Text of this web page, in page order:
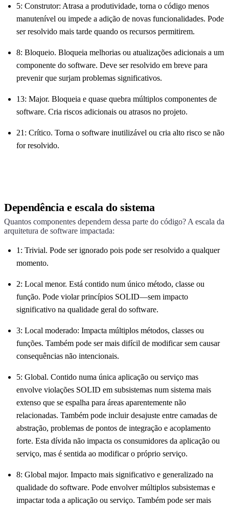
5: Construtor: Atrasa a produtividade, torna o código menos
manutenível ou impede a adição de novas funcionalidades. Pode
ser resolvido mais tarde quando os recursos permitirem.
8: Bloqueio. Bloqueia melhorias ou atualizações adicionais a um
componente do software. Deve ser resolvido em breve para
prevenir que surjam problemas significativos.
13: Major. Bloqueia e quase quebra múltiplos componentes de
software. Cria riscos adicionais ou atrasos no projeto.
21: Crítico. Torna o software inutilizável ou cria alto risco se não
for resolvido.
Dependência e escala do sistema
Quantos componentes dependem dessa parte do código? A escala da
arquitetura de software impactada:
1: Trivial. Pode ser ignorado pois pode ser resolvido a qualquer
momento.
2: Local menor. Está contido num único método, classe ou
função. Pode violar princípios SOLID—sem impacto
significativo na qualidade geral do software.
3: Local moderado: Impacta múltiplos métodos, classes ou
funções. Também pode ser mais difícil de modificar sem causar
consequências não intencionais.
5: Global. Contido numa única aplicação ou serviço mas
envolve violações SOLID em subsistemas num sistema mais
extenso que se espalha para áreas aparentemente não
relacionadas. Também pode incluir desajuste entre camadas de
abstração, problemas de pontos de integração e acoplamento
forte. Esta dívida não impacta os consumidores da aplicação ou
serviço, mas é sentida ao modificar o próprio serviço.
8: Global major. Impacto mais significativo e generalizado na
qualidade do software. Pode envolver múltiplos subsistemas e
impactar toda a aplicação ou serviço. Também pode ser mais